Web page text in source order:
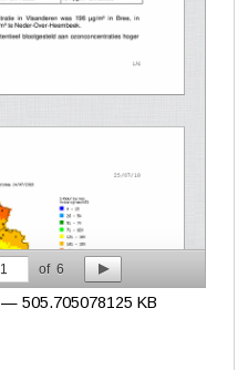
1 of 6
— 505.705078125 KB